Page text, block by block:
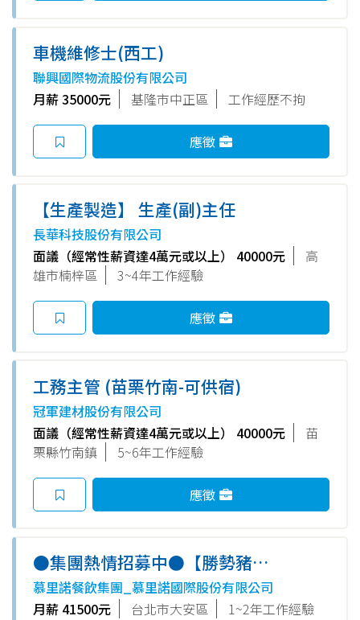
車機維修士(西工)
聯興國際物流股份有限公司
月薪 35000元
基隆市中正區 工作經歷不拘
應徵
【生產製造】 生產(副)主任
長華科技股份有限公司
面議（經常性薪資達4萬元或以上） 40000元
高
雄市楠梓區
3~4年工作經驗
應徵
工務主管 (苗栗竹南-可供宿)
冠軍建材股份有限公司
面議（經常性薪資達4萬元或以上） 40000元
苗
栗縣竹南鎮
5~6年工作經驗
應徵
●集團熱情招募中●【勝勢豬
排-SOGO復興店】內場組長(月
薪41500元起~)
慕里諾餐飲集團_慕里諾國際股份有限公司
月薪 41500元
台北市大安區 1~2年工作經驗